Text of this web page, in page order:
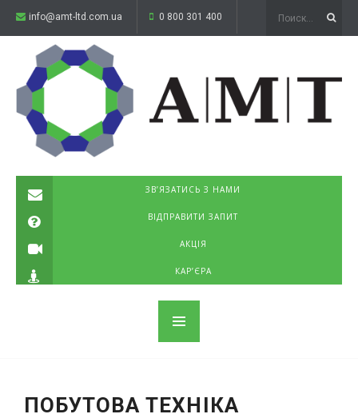
info@amt-ltd.com.ua 0 800 301 400
ЗВ’ЯЗАТИСЬ З НАМИ
ВІДПРАВИТИ ЗАПИТ
АКЦІЯ
КАР’ЄРА
ПОБУТОВА ТЕХНІКА